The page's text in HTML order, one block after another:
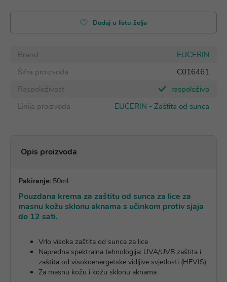
Dodaj u listu želja
Brand
EUCERIN
Šifra proizvoda
C016461
Raspoloživost
raspoloživo
Linija proizvoda
EUCERIN - Zaštita od sunca
Opis proizvoda
Pakiranje: 50ml
Pouzdana krema za zaštitu od sunca za lice za
masnu kožu sklonu aknama s učinkom protiv sjaja
do 12 sati.
Vrlo visoka zaštita od sunca za lice
Napredna spektralna tehnologija: UVA/UVB zaštita i
zaštita od visokoenergetske vidljive svjetlosti (HEVIS)
Za masnu kožu i kožu sklonu aknama